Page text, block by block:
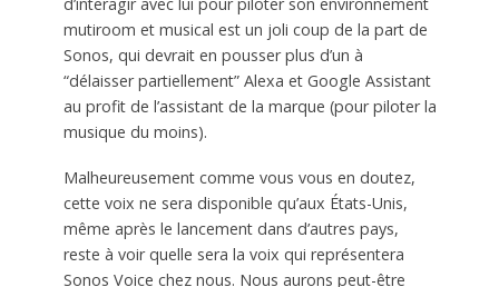
mutiroom et musical est un joli coup de la part de
Sonos, qui devrait en pousser plus d’un à
“délaisser partiellement” Alexa et Google Assistant
au profit de l’assistant de la marque (pour piloter la
musique du moins).
Malheureusement comme vous vous en doutez,
cette voix ne sera disponible qu’aux États-Unis,
même après le lancement dans d’autres pays,
reste à voir quelle sera la voix qui représentera
Sonos Voice chez nous. Nous aurons peut-être